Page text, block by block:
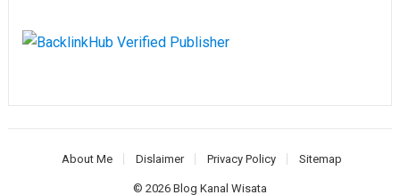
About Me Dislaimer Privacy Policy Sitemap
© 2026 Blog Kanal Wisata